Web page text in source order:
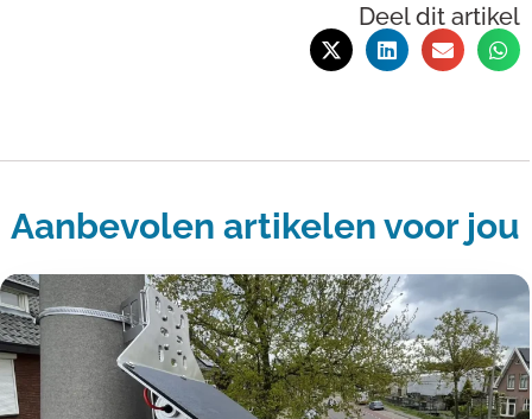
Deel dit artikel
Aanbevolen artikelen voor jou